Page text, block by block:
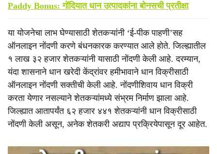
Paddy Bonus: गोंदियात धान उत्पादकांना बोनसची प्रतीक्षा
या योजनेचा लाभ घेण्यासाठी शेतकऱ्यांनी ‘ई-पीक पाहणी’सह
ऑनलाइन नोंदणी करणे बंधनकारक करण्यात आले होते. जिल्ह्यातील
१ लाख ३२ हजार शेतकऱ्यांनी यासाठी नोंदणी केली आहे. दरम्यान,
यंदा शासनाने धान खरेदी केंद्रांवर हमीभावाने धान विक्रीसाठी
ऑनलाइन नोंदणी सक्तीची केली आहे. नोंदणीशिवाय धान विक्री
करता येणार नसल्याने शेतकऱ्यांमध्ये संभ्रम निर्माण झाला आहे.
जिल्ह्यात आतापर्यंत ६२ हजार ४४१ शेतकऱ्यांनी धान विक्रीसाठी
नोंदणी केली असून, अनेक शेतकरी अद्याप प्रक्रियेपासून दूर आहेत.